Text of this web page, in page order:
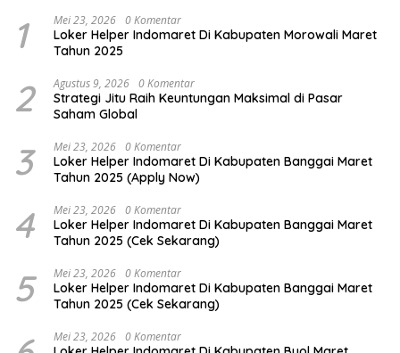
1 Mei 23, 2026 0 Komentar
Loker Helper Indomaret Di Kabupaten Morowali Maret
Tahun 2025
2 Agustus 9, 2026 0 Komentar
Strategi Jitu Raih Keuntungan Maksimal di Pasar
Saham Global
3 Mei 23, 2026 0 Komentar
Loker Helper Indomaret Di Kabupaten Banggai Maret
Tahun 2025 (Apply Now)
4 Mei 23, 2026 0 Komentar
Loker Helper Indomaret Di Kabupaten Banggai Maret
Tahun 2025 (Cek Sekarang)
5 Mei 23, 2026 0 Komentar
Loker Helper Indomaret Di Kabupaten Banggai Maret
Tahun 2025 (Cek Sekarang)
Mei 23, 2026 0 Komentar